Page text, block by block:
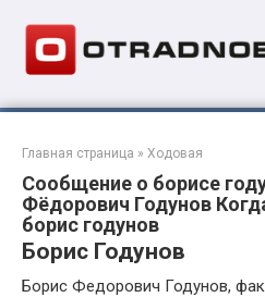
контенту
Главная страница » Ходовая
Сообщение о борисе
Фёдорович Годунов
борис годунов
Борис Годунов
Борис Федорович Годунов,